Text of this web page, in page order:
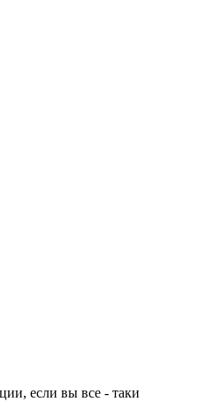
если вы все - таки